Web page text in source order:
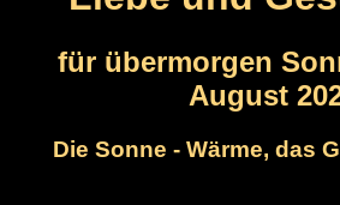
für übermorgen
August
Die Sonne - Wärme, das